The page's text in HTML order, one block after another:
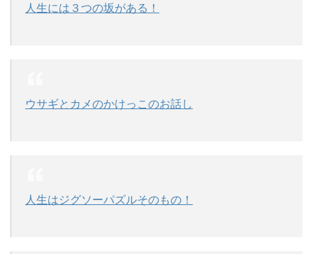
人生には３つの坂がある！
ウサギとカメのかけっこのお話し
人生はジグソーパズルそのもの！